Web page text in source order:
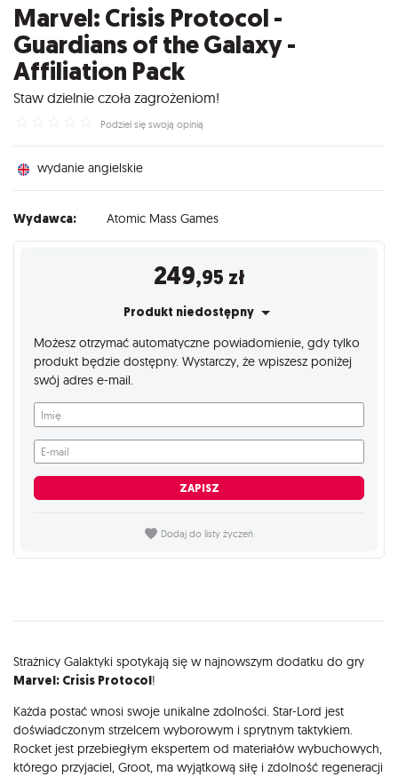
Marvel: Crisis Protocol -
Guardians of the Galaxy -
Affiliation Pack
Staw dzielnie czoła zagrożeniom!
Podziel się swoją opinią
wydanie angielskie
Wydawca: Atomic Mass Games
249,95 zł
Produkt niedostępny
Możesz otrzymać automatyczne powiadomienie, gdy tylko
produkt będzie dostępny. Wystarczy, że wpiszesz poniżej
swój adres e-mail.
Imię
E-mail
ZAPISZ
Dodaj do listy życzeń
Opis
Strażnicy Galaktyki spotykają się w najnowszym dodatku do gry
Marvel: Crisis Protocol!
Każda postać wnosi swoje unikalne zdolności. Star-Lord jest
doświadczonym strzelcem wyborowym i sprytnym taktykiem.
Rocket jest przebiegłym ekspertem od materiałów wybuchowych,
którego przyjaciel, Groot, ma wyjątkową siłę i zdolność regeneracji